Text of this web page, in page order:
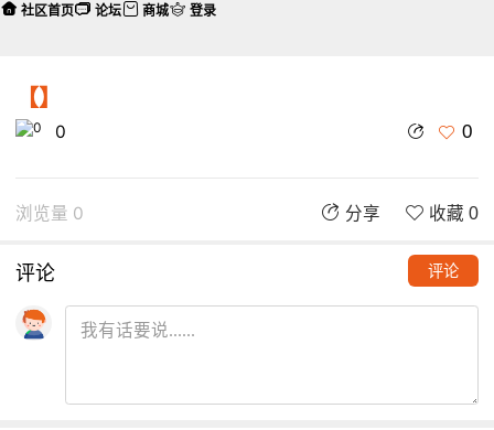
【】
0 0
浏览量 0 分享 收藏 0
评论 评论
社区首页 论坛 商城 登录